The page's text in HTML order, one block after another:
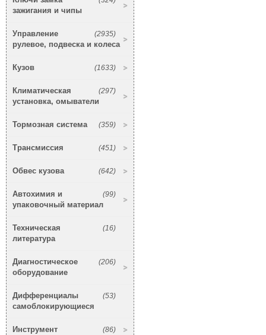
зажигания и чипы
(2935)
Управление
рулевое, подвеска и колеса
(1633)
Кузов
(297)
Климатическая
установка, омыватели
(359)
Тормозная система
(451)
Трансмиссия
(642)
Обвес кузова
(99)
Автохимия и
упаковочный материал
(16)
Техническая
литература
(206)
Диагностическое
оборудование
(53)
Дифференциалы
самоблокирующиеся
(86)
Инструмент